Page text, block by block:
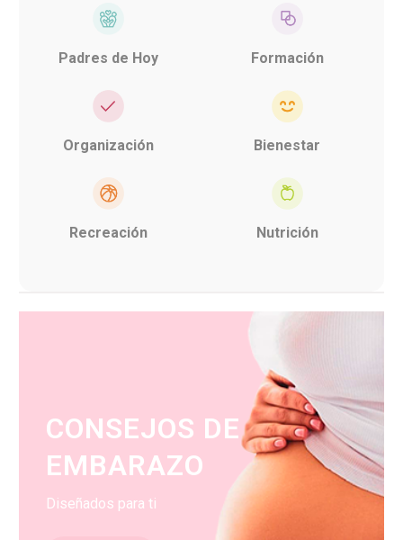
Padres de Hoy Formación
Organización Bienestar
Recreación Nutrición
CONSEJOS DE
EMBARAZO
Diseñados para ti